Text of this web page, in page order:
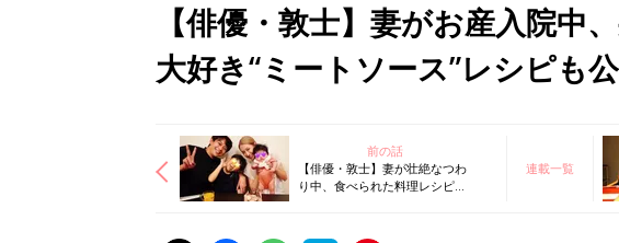
【俳優・敦士】妻がお産入院中
大好き“ミートソース”レシピも
前の話
【俳優・敦士】妻が壮絶なつわ
り中、食べられた料理レシピ＆
連載一覧